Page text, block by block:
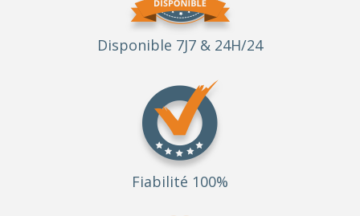
Disponible 7J7 & 24H/24
Fiabilité 100%